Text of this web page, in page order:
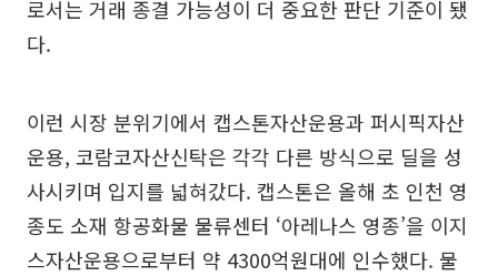
로서는 거래 종결 가능성이 더 중요한 판단 기준이 됐
다.
이런 시장 분위기에서 캡스톤자산운용과 퍼시픽자산
운용, 코람코자산신탁은 각각 다른 방식으로 딜을 성
사시키며 입지를 넓혀갔다. 캡스톤은 올해 초 인천 영
종도 소재 항공화물 물류센터 ‘아레나스 영종’을 이지
스자산운용으로부터 약 4300억원대에 인수했다. 물